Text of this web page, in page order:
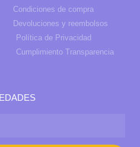
Condiciones de compra
Devoluciones y reembolsos
Política de Privacidad
Cumplimiento Transparencia